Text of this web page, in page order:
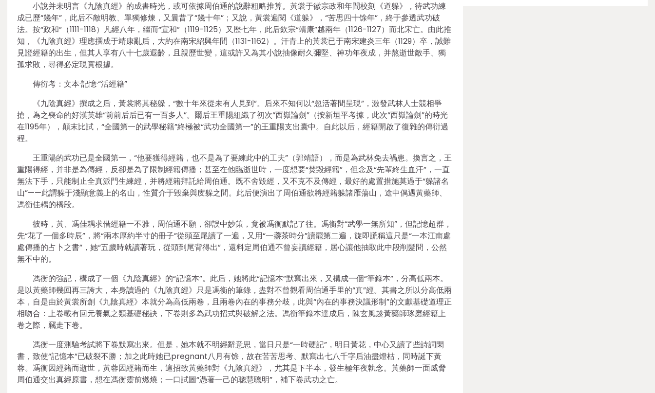
小說并未明言《九陰真經》的成書時光，或可依據周伯通的說辭粗略推算。黃裳于徽宗政和年間校刻《道躲》，待武功練
成已歷“幾年”，此后不敵明教、單獨修煉，又曩昔了“幾十年”；又說，黃裳遍閱《道躲》，“苦思四十馀年”，終于參透武功破
法。按“政和”（1111-1118）凡經八年，繼而“宣和”（1119-1125）又歷七年，此后欽宗“靖康”越兩年（1126-1127）而北宋亡。由此推
知，《九陰真經》理應撰成于靖康亂后，大約在南宋紹興年間（1131-1162）。汗青上的黃裳已于南宋建炎三年（1129）卒，誠難
見證經籍的出生，但其人享有八十七歲遐齡，且親歷世變，這或許又為其小說抽像耐久彌堅、神功年夜成，并熬逝世敵手、獨
孤求敗，尋得必定現實根據。
傳衍考：文本·記憶·“活經籍”
《九陰真經》撰成之后，黃裳將其秘躲，“數十年來從未有人見到”。后來不知何以“忽活著間呈現”，激發武林人士競相爭
搶，為之喪命的好漢英雄“前前后后已有一百多人”。爾后王重陽組織了初次“西嶽論劍”（按新垣平考據，此次“西嶽論劍”的時光
在1195年），顛末比試，“全國第一的武學秘籍”終極被“武功全國第一”的王重陽支出囊中。自此以后，經籍開啟了復雜的傳衍過
程。
王重陽的武功已是全國第一，“他要獲得經籍，也不是為了要練此中的工夫”（郭靖語），而是為武林免去禍患。換言之，王
重陽得經，并非是為傳經，反卻是為了限制經籍傳播；甚至在他臨逝世時，一度想要“焚毀經籍”，但念及“先輩終生血汗”，一直
無法下手，只能制止全真派門生練經，并將經籍拜託給周伯通。既不舍毀經，又不克不及傳經，最好的處置措施莫過于“躲諸名
山”——此謂躲于淺顯意義上的名山，性質介于毀棄與庋躲之間。此后便演出了周伯通欲將經籍躲諸雁蕩山，途中偶遇黃藥師、
馮衡佳耦的橋段。
彼時，黃、馮佳耦求借經籍一不雅，周伯通不願，卻誤中妙策，竟被馮衡默記了往。馮衡對“武學一無所知”，但記憶超群，
先“花了一個多時辰”，將“兩本厚約半寸的冊子”從頭至尾讀了一遍，又用“一盞茶時分”讀罷第二遍，旋即謊稱這只是“一本江南處
處傳播的占卜之書”，她“五歲時就讀著玩，從頭到尾背得出”，還料定周伯通不曾妄讀經籍，居心讓他抽取此中段削髮問，公然
無不中的。
馮衡的強記，構成了一個《九陰真經》的“記憶本”。此后，她將此“記憶本”默寫出來，又構成一個“筆錄本”，分高低兩本。
是以黃藥師幾回再三誇大，本身讀過的《九陰真經》只是馮衡的筆錄，盡對不曾觀看周伯通手里的“真”經。其書之所以分高低兩
本，自是由於黃裳所創《九陰真經》本就分為高低兩卷，且兩卷內在的事務分歧，此與“內在的事務決議形制”的文獻基礎道理正
相吻合：上卷載有回元養氣之類基礎秘訣，下卷則多為武功招式與破解之法。馮衡筆錄本達成后，陳玄風趁黃藥師琢磨經籍上
卷之際，竊走下卷。
馮衡一度測驗考試將下卷默寫出來。但是，她本就不明經辭意思，當日只是“一時硬記”，明日黃花，中心又讀了些詩詞閑
書，致使“記憶本”已破裂不勝；加之此時她已pregnant八月有馀，故在苦苦思考、默寫出七八千字后油盡燈枯，同時誕下黃
蓉。馮衡因經籍而逝世，黃蓉因經籍而生，這招致黃藥師對《九陰真經》，尤其是下半本，發生極年夜執念。黃藥師一面威脅
周伯通交出真經原書，想在馮衡靈前燃燒；一口試圖“憑著一己的聰慧聰明”，補下卷武功之亡。